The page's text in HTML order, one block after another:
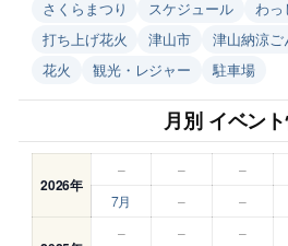
さくらまつり
スケジュール わっ
打ち上げ花火
津山市 津山納涼ご
花火
観光・レジャー 駐車場
月別 イベン
2026年
– – –
7月
– –
– – –